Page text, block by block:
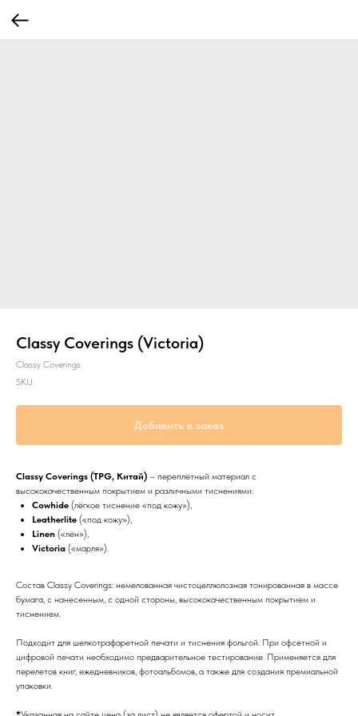
Classy Coverings (Victoria)
Classy Coverings
SKU:
Добавить в заказ
Classy Coverings (TPG, Китай) – переплётный материал с
высококачественным покрытием и различными тиснениями:
Cowhide (лёгкое тиснение «под кожу»),
Leatherlite («под кожу»),
Linen («лён»),
Victoria («марля»).
Состав Classy Coverings: немелованная чистоцеллюлозная тонированная в массе
бумага, с нанесенным, с одной стороны, высококачественным покрытием и
тиснением.
Подходит для шелкотрафаретной печати и тиснения фольгой. При офсетной и
цифровой печати необходимо предварительное тестирование. Применяется для
перелетов книг, ежедневников, фотоальбомов, а также для создания премиальной
упаковки.